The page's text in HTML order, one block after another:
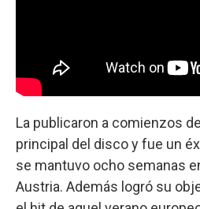
La publicaron a comienzos
principal del disco y fue un
se mantuvo ocho semanas
Austria. Además logró su